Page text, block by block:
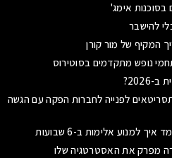
אימג'
להישבר
לפנייה לחברות הפקה עם הגשה
למנוע אלימות ב-6 שבועות